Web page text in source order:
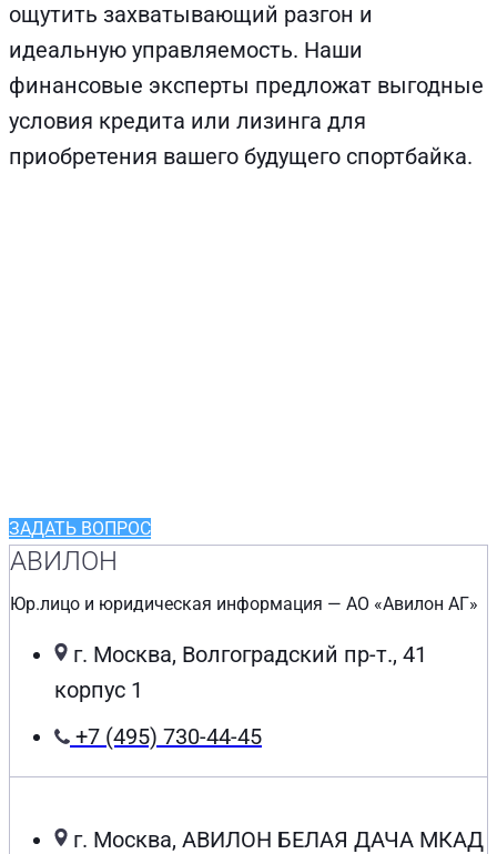
ощутить захватывающий разгон и
идеальную управляемость. Наши
финансовые эксперты предложат выгодные
условия кредита или лизинга для
приобретения вашего будущего спортбайка.
ЗАДАТЬ ВОПРОС
АВИЛОН
Юр.лицо и юридическая информация — АО «Авилон АГ»
г. Москва, Волгоградский пр-т., 41
корпус 1
+7 (495) 730-44-45
г. Москва, АВИЛОН БЕЛАЯ ДАЧА МКАД